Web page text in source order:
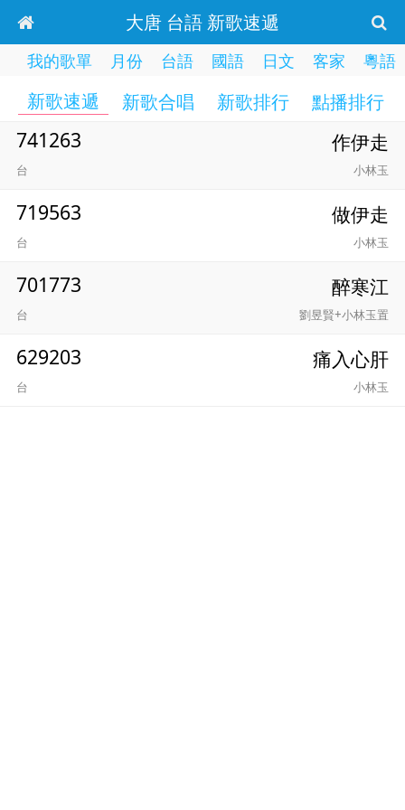
大唐 台語 新歌速遞
我的歌單 月份 台語 國語 日文 客家 粵語
新歌速遞 新歌合唱 新歌排行 點播排行
741263 作伊走
台 小林玉
719563 做伊走
台 小林玉
701773 醉寒江
台 劉昱賢+小林玉置
629203 痛入心肝
台 小林玉